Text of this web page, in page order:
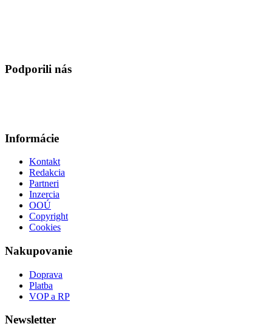
Podporili nás
Informácie
Kontakt
Redakcia
Partneri
Inzercia
OOÚ
Copyright
Cookies
Nakupovanie
Doprava
Platba
VOP a RP
Newsletter